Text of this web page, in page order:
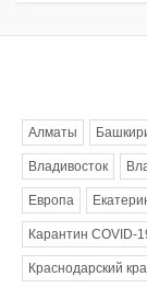
Алматы
Владивосток
Европа
Карантин COVID-
Краснодарский